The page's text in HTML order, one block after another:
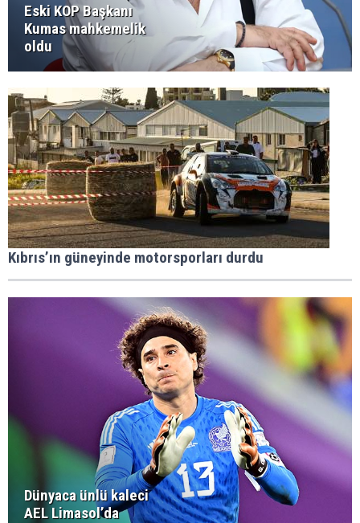
Eski KOP Başkanı
Kumas mahkemelik
oldu
Kıbrıs’ın güneyinde motorsporları durdu
Dünyaca ünlü kaleci
AEL Limasol’da